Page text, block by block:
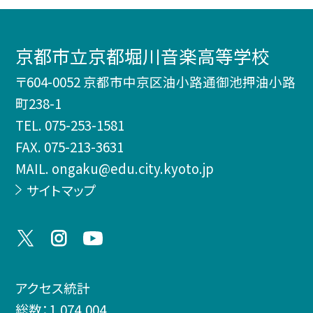
京都市立京都堀川音楽高等学校
〒604-0052 京都市中京区油小路通御池押油小路
町238-1
TEL. 075-253-1581
FAX. 075-213-3631
MAIL. ongaku@edu.city.kyoto.jp
サイトマップ
アクセス統計
総数： 1,074,004